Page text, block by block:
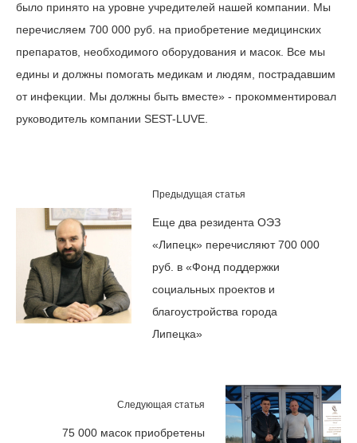
было принято на уровне учредителей нашей компании. Мы
перечисляем 700 000 руб. на приобретение медицинских
препаратов, необходимого оборудования и масок. Все мы
едины и должны помогать медикам и людям, пострадавшим
от инфекции. Мы должны быть вместе» - прокомментировал
руководитель компании SEST-LUVE.
Предыдущая статья
Еще два резидента ОЭЗ
«Липецк» перечисляют 700 000
руб. в «Фонд поддержки
социальных проектов и
благоустройства города
Липецка»
Следующая статья
75 000 масок приобретены